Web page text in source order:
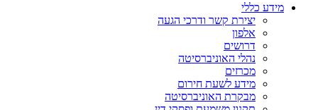
מידע כללי
יצירת קשר ודרכי הגעה
אלפון
דרושים
נהלי האוניברסיטה
מכרזים
מידע לשעת חירום
מבקרת האוניברסיטה